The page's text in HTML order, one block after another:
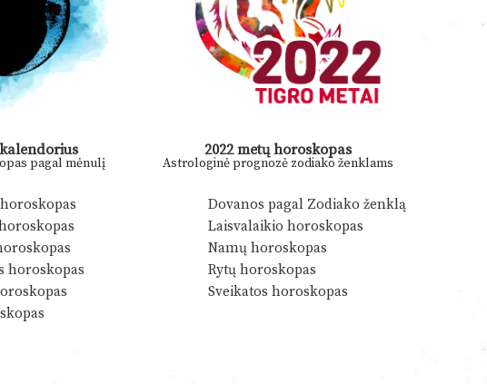
pagal mėnulį
2022 metų horoskopas
Astrologinė prognozė zodiako ženklams
Dovanos pagal Zodiako ženklą
Laisvalaikio horoskopas
Namų horoskopas
horoskopas
Rytų horoskopas
Sveikatos horoskopas